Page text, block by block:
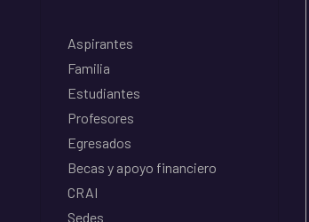
Aspirantes
Familia
Estudiantes
Profesores
Egresados
Becas y apoyo financiero
CRAI
Sedes